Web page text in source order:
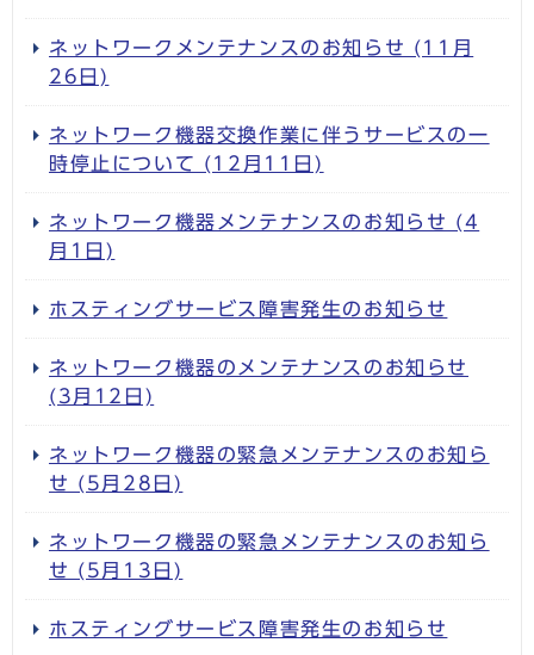
ネットワークメンテナンスのお知らせ (11月
26日)
ネットワーク機器交換作業に伴うサービスの一
時停止について (12月11日)
ネットワーク機器メンテナンスのお知らせ (4
月1日)
ホスティングサービス障害発生のお知らせ
ネットワーク機器のメンテナンスのお知らせ
(3月12日)
ネットワーク機器の緊急メンテナンスのお知ら
せ (5月28日)
ネットワーク機器の緊急メンテナンスのお知ら
せ (5月13日)
ホスティングサービス障害発生のお知らせ